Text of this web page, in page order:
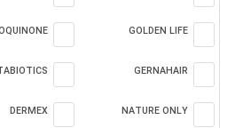
GOLDEN LIFE
GERNAHAIR
NATURE ONLY
DERMEX